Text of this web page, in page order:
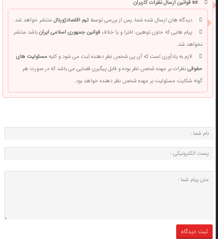
📜 قوانین ارسال نظرات کاربران
دیدگاه های ارسال شده شما، پس از بررسی توسطتیم اقتصادژورنالمنتشر خواهد شد.
پیام هایی که حاوی توهین، افترا و یا خلافقوانین جمهوری اسلامی ایرانباشد منتشر
نخواهد شد.
لازم به یادآوری است که آی پی شخص نظر دهنده ثبت می شود و کلیهمسئولیت های
حقوقینظرات بر عهده شخص نظر بوده و قابل پیگیری قضایی می باشد که در صورت هر
گونه شکایت مسئولیت بر عهده شخص نظر دهنده خواهد بود.